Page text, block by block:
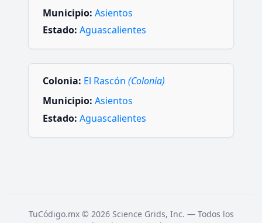
Municipio: Asientos
Estado: Aguascalientes
Colonia: El Rascón (Colonia)
Municipio: Asientos
Estado: Aguascalientes
TuCódigo.mx © 2026 Science Grids, Inc. — Todos los